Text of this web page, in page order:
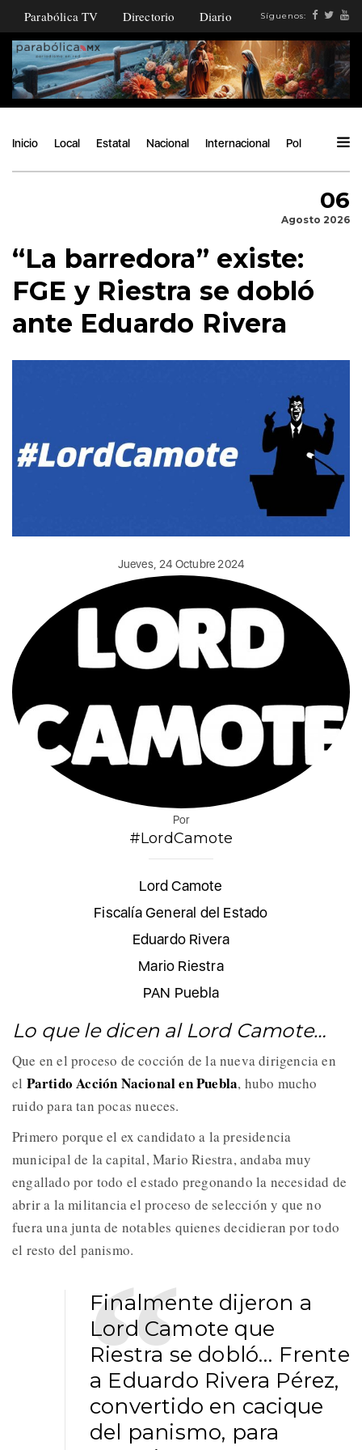
Parabólica TV Directorio Diario Síguenos:
Inicio Local Estatal Nacional Internacional Política
06
Agosto 2026
“La barredora” existe:
FGE y Riestra se dobló
ante Eduardo Rivera
Jueves, 24 Octubre 2024
Por
#LordCamote
Lord Camote
Fiscalía General del Estado
Eduardo Rivera
Mario Riestra
PAN Puebla
Lo que le dicen al Lord Camote…
Que en el proceso de cocción de la nueva dirigencia en
el Partido Acción Nacional en Puebla, hubo mucho
ruido para tan pocas nueces.
Primero porque el ex candidato a la presidencia
municipal de la capital, Mario Riestra, andaba muy
engallado por todo el estado pregonando la necesidad de
abrir a la militancia el proceso de selección y que no
fuera una junta de notables quienes decidieran por todo
el resto del panismo.
Finalmente dijeron a
Lord Camote que
Riestra se dobló… Frente
a Eduardo Rivera Pérez,
convertido en cacique
del panismo, para